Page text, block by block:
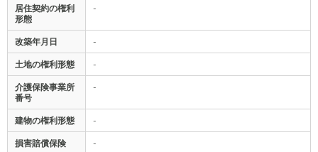
居住契約の権利
形態
-
改築年月日 -
土地の権利形態 -
介護保険事業所
番号
-
建物の権利形態 -
損害賠償保険 -